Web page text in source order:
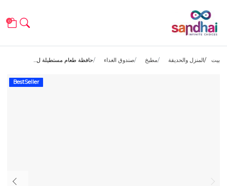
0
بيت المنزل والحديقة مطبخ صندوق الغداء حافظة طعام مستطيلة ل...
BestSeller